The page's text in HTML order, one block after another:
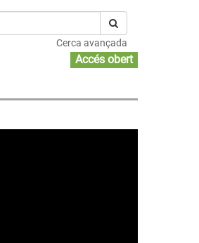
Cerca avançada
Accés obert